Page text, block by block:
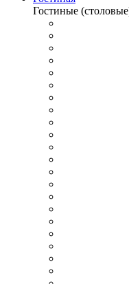
Гостиные